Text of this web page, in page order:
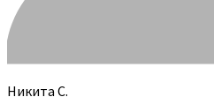
Никита С.